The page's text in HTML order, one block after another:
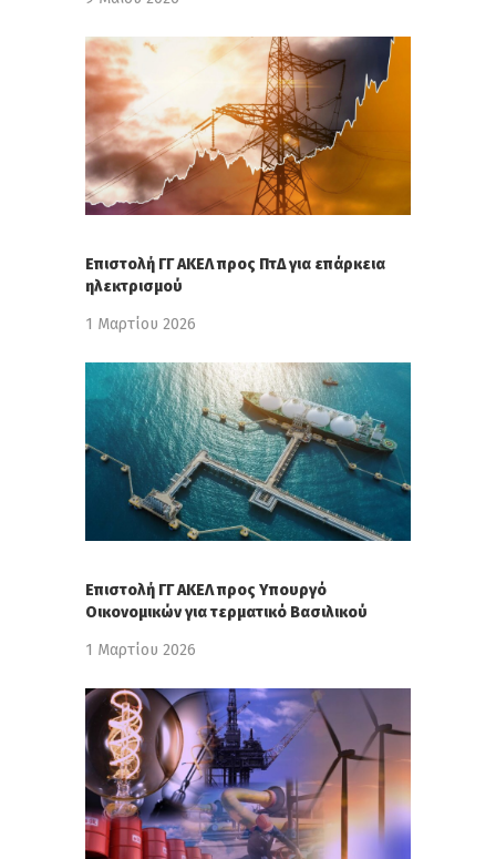
Επιστολή ΓΓ ΑΚΕΛ προς ΠτΔ για επάρκεια
ηλεκτρισμού
1 Μαρτίου 2026
Επιστολή ΓΓ ΑΚΕΛ προς Υπουργό
Οικονομικών για τερματικό Βασιλικού
1 Μαρτίου 2026